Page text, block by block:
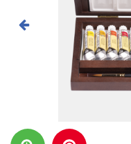
Vorige